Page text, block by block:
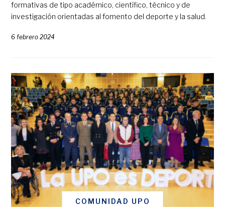
formativas de tipo académico, científico, técnico y de
investigación orientadas al fomento del deporte y la salud.
6 febrero 2024
COMUNIDAD UPO